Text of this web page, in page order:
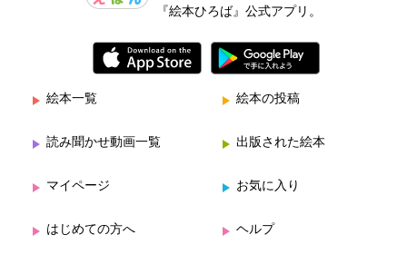
『絵本ひろば』公式アプリ。
絵本一覧 絵本の投稿
読み聞かせ動画一覧 出版された絵本
マイページ お気に入り
はじめての方へ ヘルプ